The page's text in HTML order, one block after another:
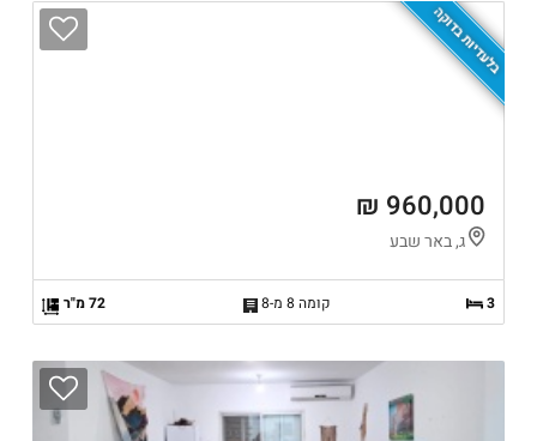
בלעדיות בדוקה
960,000 ₪
ג, באר שבע
3 קומה 8 מ-8 72 מ"ר